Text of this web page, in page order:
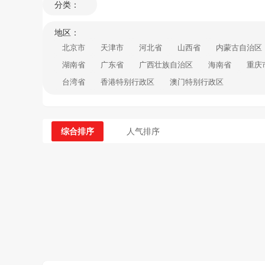
分类：
地区：
北京市 天津市 河北省 山西省
内蒙古自治区
湖南省
广东省 广西壮族自治区 海南省
重庆
台湾省
香港特别行政区 澳门特别行政区
综合排序 人气排序